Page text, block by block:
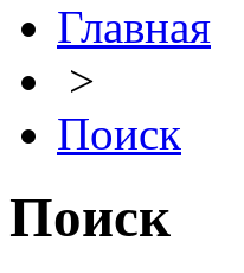
Главная
>
Поиск
Поиск